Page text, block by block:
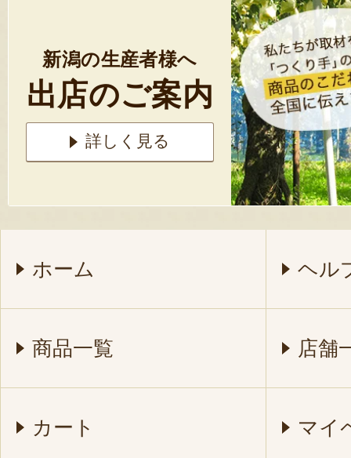
新潟の生産者様へ
出店のご案内
詳しく見る
ホーム ヘル
商品一覧 店舗
カート マイ